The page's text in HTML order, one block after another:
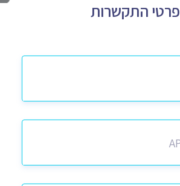
פרטי התקשרות